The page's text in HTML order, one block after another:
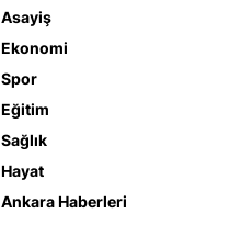
Asayiş
Ekonomi
Spor
Eğitim
Sağlık
Hayat
Ankara Haberleri